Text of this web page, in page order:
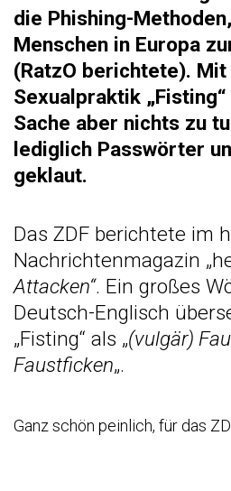
die Phishing-
Menschen in Europa
(RatzO berichtete). Mit
Sexualpraktik
Sache aber nichts zu
lediglich Passwörter
geklaut.
Das ZDF berichtete im
Nachrichtenmagazin
Attacken“. Ein großes
Deutsch-Englisch
„Fisting“ als „(vulgär)
Faustficken„.
Ganz schön peinlich, für das